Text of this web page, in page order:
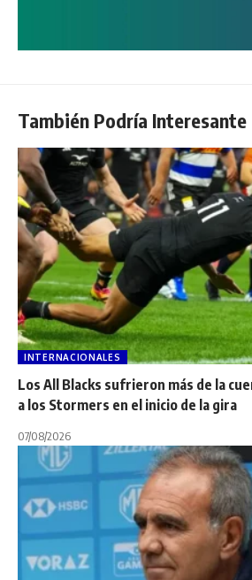
También Podría Interesante
INTERNACIONALES
Los All Blacks sufrieron más de la
a los Stormers en el inicio de la gira
07/08/2026